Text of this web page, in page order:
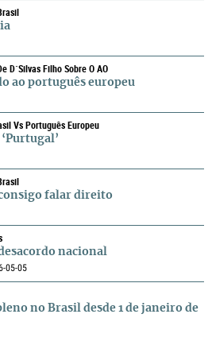
D´Silvas Filho Sobre O AO
ao português europeu
Vs Português Europeu
falar direito
nacional
05-05
no Brasil desde 1 de janeiro de